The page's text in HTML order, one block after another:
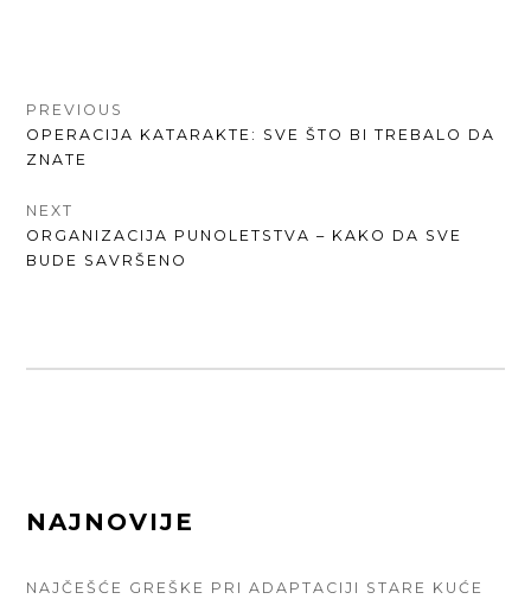
КРЕТАЊЕ
ЧЛАНКА
PREVIOUS
PREVIOUS
POST:
OPERACIJA KATARAKTE: SVE ŠTO BI TREBALO DA
ZNATE
NEXT
NEXT
POST:
ORGANIZACIJA PUNOLETSTVA – KAKO DA SVE
BUDE SAVRŠENO
FOOTER
NAJNOVIJE
NAJČEŠĆE GREŠKE PRI ADAPTACIJI STARE KUĆE